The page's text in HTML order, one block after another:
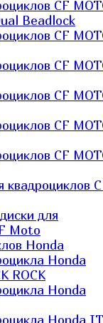
CF
Beadlock
CF
CF
CF
CF
CF
квадроциклов
для
Moto
Honda
Honda
ROCK
Honda
Honda